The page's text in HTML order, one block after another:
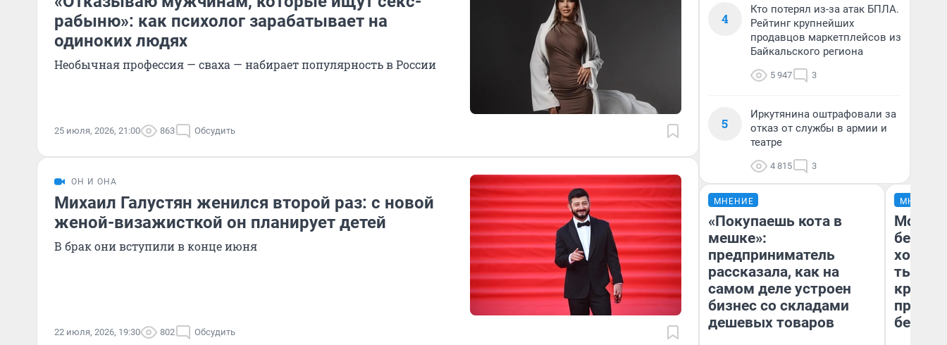
рабыню»: как психолог зарабатывает на
одиноких людях
Необычная профессия — сваха — набирает популярность в России
25 июля, 2026, 21:00 863 Обсудить
ОН И ОНА
Михаил Галустян женился второй раз: с новой
женой-визажисткой он планирует детей
В брак они вступили в конце июня
22 июля, 2026, 19:30 802 Обсудить
4
Кто потерял из-за атак БПЛА.
Рейтинг крупнейших
продавцов маркетплейсов из
Байкальского региона
5 947 3
5
Иркутянина оштрафовали за
отказ от службы в армии и
театре
4 815 3
МНЕНИЕ
«Покупаешь кота в
мешке»:
предприниматель
рассказала, как на
самом деле устроен
бизнес со складами
дешевых товаров
МНЕНИЕ
Мой
хотела
тысяч,